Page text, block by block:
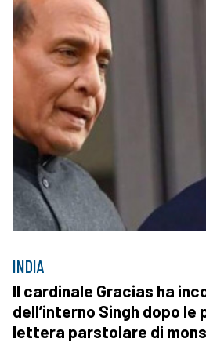
INDIA
Il cardinale Gracias ha
dell’interno Singh dopo le
lettera parstolare di